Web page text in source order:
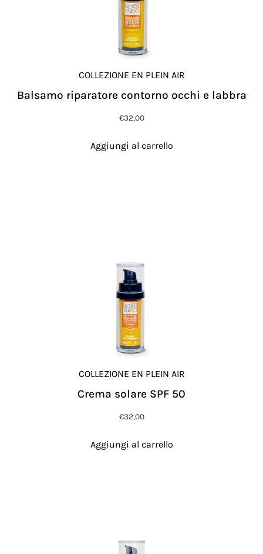
COLLEZIONE EN PLEIN AIR
Balsamo riparatore contorno occhi e labbra
€32,00
Aggiungi al carrello
COLLEZIONE EN PLEIN AIR
Crema solare SPF 50
€32,00
Aggiungi al carrello